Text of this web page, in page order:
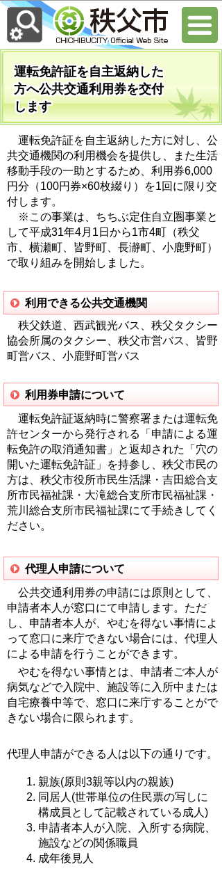
運転免許証を自主返納した
方へ公共交通利用券を交付
します
運転免許証を自主返納した方に対し、公
共交通機関の利用機会を提供し、また生活
移動手段の一助とするため、利用券6,000
円分（100円券×60枚綴り）を1回に限り交
付します。
※この事業は、ちちぶ定住自立圏事業と
して平成31年4月1日から1市4町（秩父
市、横瀬町、皆野町、長瀞町、小鹿野町）
で取り組みを開始しました。
利用できる公共交通機関
秩父鉄道、西武観光バス、秩父タクシー
協会所属のタクシー、秩父市営バス、皆野
町営バス、小鹿野町営バス
利用券申請について
運転免許証返納時に警察署または運転免
許センターから発行される「申請による運
転免許の取消通知書」と返却された「穴の
開いた運転免許証」を持参し、秩父市民の
方は、秩父市役所市民生活課・吉田総合支
所市民福祉課・大滝総合支所市民福祉課・
荒川総合支所市民福祉課にて手続きしてく
ださい。
代理人申請について
公共交通利用券の申請には原則として、
申請者本人が窓口にて申請します。ただ
し、申請者本人が、やむを得ない事情によ
って窓口に来庁できない場合には、代理人
による申請を行うことができます。
やむを得ない事情とは、申請者ご本人が
病気などで入院中、施設等に入所中または
自宅療養中等で、窓口に来庁することがで
きない場合に限られます。
代理人申請ができる人は以下の通りです。
親族(原則3親等以内の親族)
同居人(世帯単位の住民票の写しに
構成員として記載されている成人)
申請者本人が入院、入所する病院、
施設などの関係職員
成年後見人